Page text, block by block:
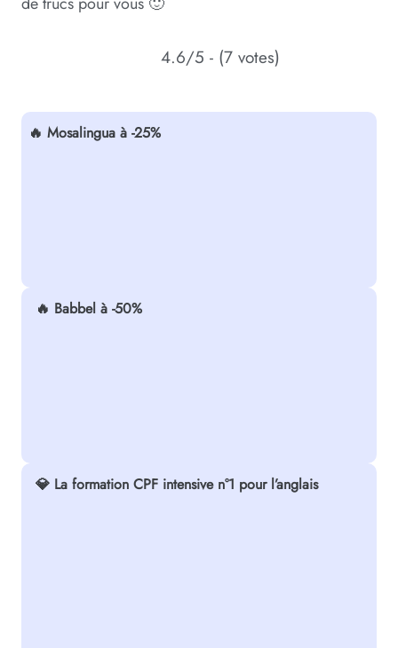
4.6/5 - (7 votes)
🔥 Mosalingua à -25%
🔥 Babbel à -50%
💎 La formation CPF intensive n°1 pour l’anglais